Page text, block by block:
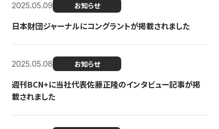
2025.05.09 お知らせ
日本財団ジャーナルにコングラントが掲載されました
2025.05.08 お知らせ
週刊BCN+に当社代表佐藤正隆のインタビュー記事が掲
載されました